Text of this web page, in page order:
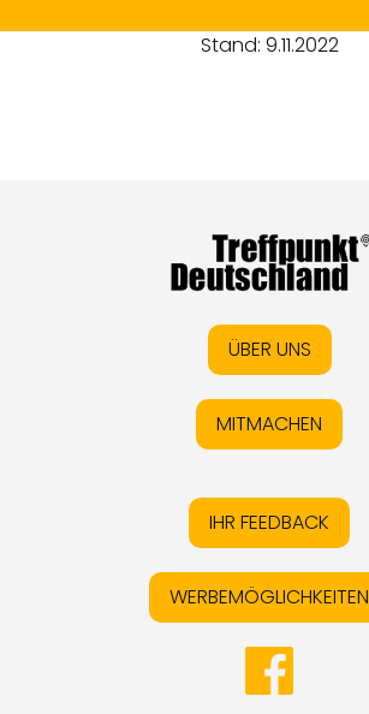
Stand: 9.11.2022
ÜBER UNS
MITMACHEN
IHR FEEDBACK
WERBEMÖGLICHKEITEN